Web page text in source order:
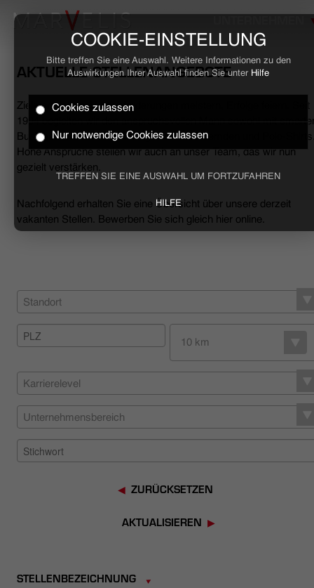
COOKIE-EINSTELLUNG
Bitte treffen Sie eine Auswahl. Weitere Informationen zu den
Auswirkungen Ihrer Auswahl finden Sie unter Hilfe
Cookies zulassen
Nur notwendige Cookies zulassen
TREFFEN SIE EINE AUSWAHL UM FORTZUFAHREN
HILFE
HOME
BUSINESS
UNTERNEHMEN
NACHHALTIGKEIT
HÄNDLERSUCHE
AKTUELLE STELLENANGEBOTE
Ziele erreichen, Herausforderungen meistern, Erfolge feiern. Seit
1994 begleiten wir den anspruchsvollen Mann sowohl mit
Business- als auch mit lässigen Casual-Hemden und Polo-
Hohe Ansprüche stellen wir auch an unser Team, das wir nun
gezielt verstärken.
Nachfolgend erhalten Sie eine Übersicht über unsere derzeit
vakanten Stellen. Bewerben Sie sich gleich hier online.
Standort
10 km
Karrierelevel
Unternehmensbereich
ZURÜCKSETZEN
AKTUALISIEREN
STELLENBEZEICHNUNG